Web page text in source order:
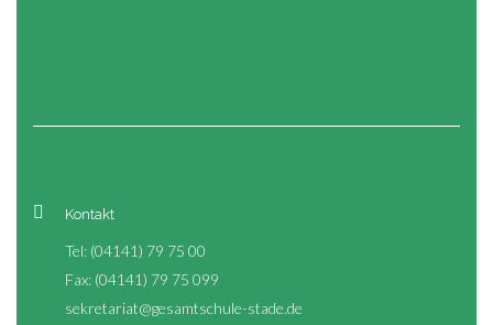
Kontakt
Tel: (04141) 79 75 00
Fax: (04141) 79 75 099
sekretariat@gesamtschule-stade.de